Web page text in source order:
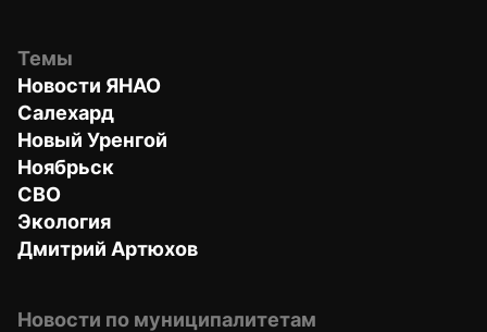
Темы
Новости ЯНАО
Салехард
Новый Уренгой
Ноябрьск
СВО
Экология
Дмитрий Артюхов
Новости по муниципалитетам